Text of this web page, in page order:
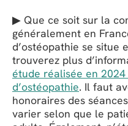
▶ Que ce soit sur la
généralement en
d’ostéopathie se situe
trouverez plus
étude réalisée en
d’ostéopathie. Il faut
honoraires des
varier selon que le